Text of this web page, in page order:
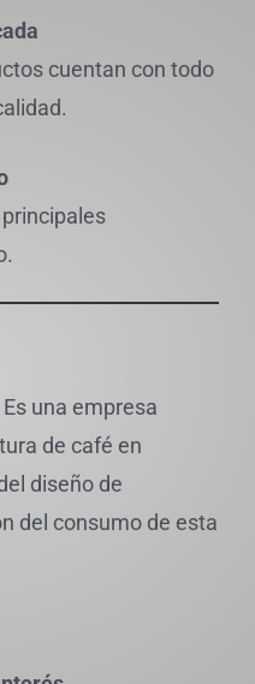
cuentan con todo
una empresa
de café en
diseño de
del consumo de esta